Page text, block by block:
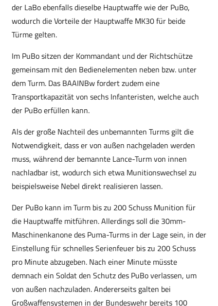
der LaBo ebenfalls dieselbe Hauptwaffe wie der PuBo,
wodurch die Vorteile der Hauptwaffe MK30 für beide
Türme gelten.
Im PuBo sitzen der Kommandant und der Richtschütze
gemeinsam mit den Bedienelementen neben bzw. unter
dem Turm. Das BAAINBw fordert zudem eine
Transportkapazität von sechs Infanteristen, welche auch
der PuBo erfüllen kann.
Als der große Nachteil des unbemannten Turms gilt die
Notwendigkeit, dass er von außen nachgeladen werden
muss, während der bemannte Lance-Turm von innen
nachladbar ist, wodurch sich etwa Munitionswechsel zu
beispielsweise Nebel direkt realisieren lassen.
Der PuBo kann im Turm bis zu 200 Schuss Munition für
die Hauptwaffe mitführen. Allerdings soll die 30mm-
Maschinenkanone des Puma-Turms in der Lage sein, in der
Einstellung für schnelles Serienfeuer bis zu 200 Schuss
pro Minute abzugeben. Nach einer Minute müsste
demnach ein Soldat den Schutz des PuBo verlassen, um
von außen nachzuladen. Andererseits galten bei
Großwaffensystemen in der Bundeswehr bereits 100